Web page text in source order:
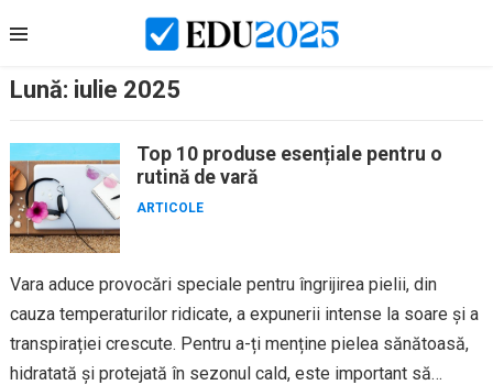
to
Lună: iulie 2025
Top 10 produse esențiale pentru o
rutină de vară
ARTICOLE
Vara aduce provocări speciale pentru îngrijirea pielii, din
cauza temperaturilor ridicate, a expunerii intense la soare și a
transpirației crescute. Pentru a-ți menține pielea sănătoasă,
hidratată și protejată în sezonul cald, este important să